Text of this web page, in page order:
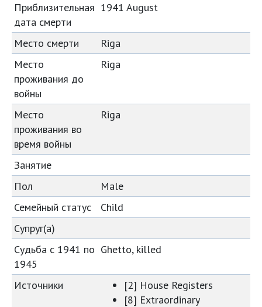
Приблизительная
дата смерти
1941 August
Место смерти
Riga
Место
проживания до
войны
Riga
Место
проживания во
время войны
Riga
Занятие
Пол
Male
Семейный статус
Child
Супруг(а)
Судьба с 1941 по
1945
Ghetto, killed
Источники
[2] House Registers
[8] Extraordinary